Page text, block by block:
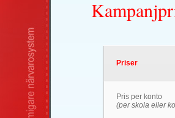
Priser
Pris per konto
(per skola eller